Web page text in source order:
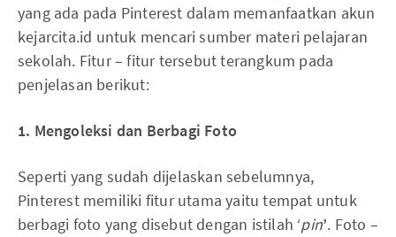
yang ada pada Pinterest dalam memanfaatkan akun
kejarcita.id untuk mencari sumber materi pelajaran
sekolah. Fitur – fitur tersebut terangkum pada
penjelasan berikut:
1. Mengoleksi dan Berbagi Foto
Seperti yang sudah dijelaskan sebelumnya,
Pinterest memiliki fitur utama yaitu tempat untuk
berbagi foto yang disebut dengan istilah ‘pin’. Foto –